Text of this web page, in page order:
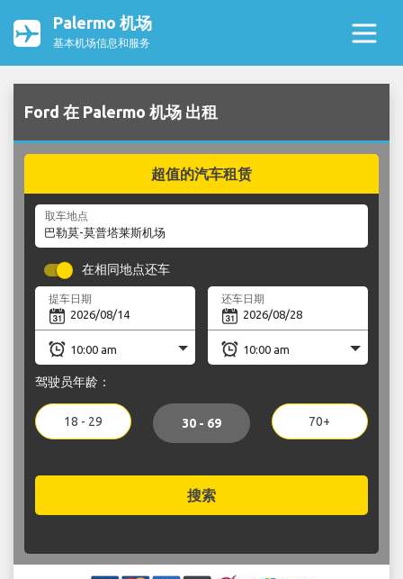
Palermo 机场
基本机场信息和服务
Ford 在 Palermo 机场 出租
超值的汽车租赁
取车地点
在相同地点还车
提车日期 还车日期
驾驶员年龄：
18 - 29 30 - 69 70+
搜索